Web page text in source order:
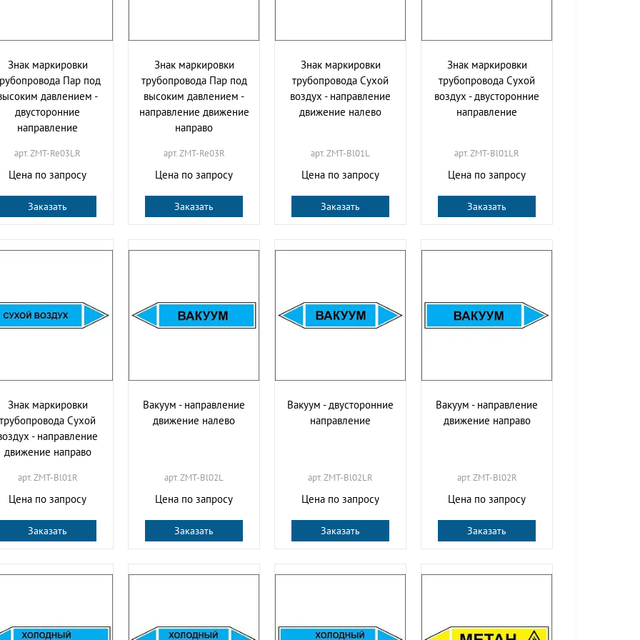
Знак маркировки
Пар под
давлением -
двусторонние
направление
арт. ZMT-Re03LR
Цена по запросу
Заказать
Знак маркировки
трубопровода Пар под
высоким давлением -
направление движение
направо
арт. ZMT-Re03R
Цена по запросу
Заказать
Знак маркировки
трубопровода Сухой
воздух - направление
движение налево
арт. ZMT-Bl01L
Цена по запросу
Заказать
Знак маркировки
трубопровода Сухой
воздух - двусторонние
направление
арт. ZMT-Bl01LR
Цена по запросу
Заказать
Знак маркировки
трубопровода Сухой
- направление
движение направо
арт. ZMT-Bl01R
Цена по запросу
Заказать
Вакуум - направление
движение налево
арт. ZMT-Bl02L
Цена по запросу
Заказать
Вакуум - двусторонние
направление
арт. ZMT-Bl02LR
Цена по запросу
Заказать
Вакуум - направление
движение направо
арт. ZMT-Bl02R
Цена по запросу
Заказать